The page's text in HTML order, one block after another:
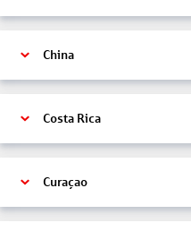
China
Costa Rica
Curaçao